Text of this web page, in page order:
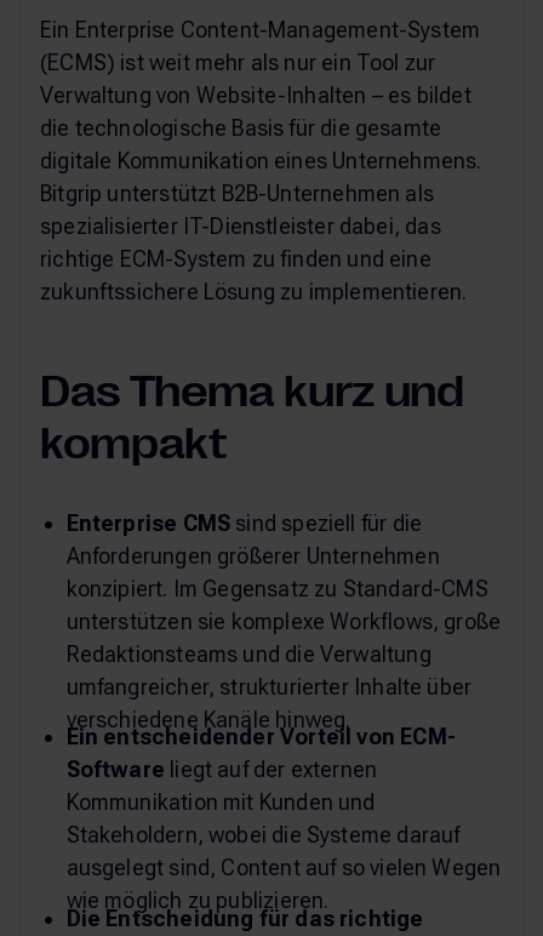
Ein Enterprise Content-Management-System
(ECMS) ist weit mehr als nur ein Tool zur
Verwaltung von Website-Inhalten – es bildet
die technologische Basis für die gesamte
digitale Kommunikation eines Unternehmens.
Bitgrip unterstützt B2B-Unternehmen als
spezialisierter IT-Dienstleister dabei, das
richtige ECM-System zu finden und eine
zukunftssichere Lösung zu implementieren.
Das Thema kurz und
kompakt
Enterprise CMS sind speziell für die
Anforderungen größerer Unternehmen
konzipiert. Im Gegensatz zu Standard-CMS
unterstützen sie komplexe Workflows, große
Redaktionsteams und die Verwaltung
umfangreicher, strukturierter Inhalte über
verschiedene Kanäle hinweg.
Ein entscheidender Vorteil von ECM-
Software liegt auf der externen
Kommunikation mit Kunden und
Stakeholdern, wobei die Systeme darauf
ausgelegt sind, Content auf so vielen Wegen
wie möglich zu publizieren.
Die Entscheidung für das richtige